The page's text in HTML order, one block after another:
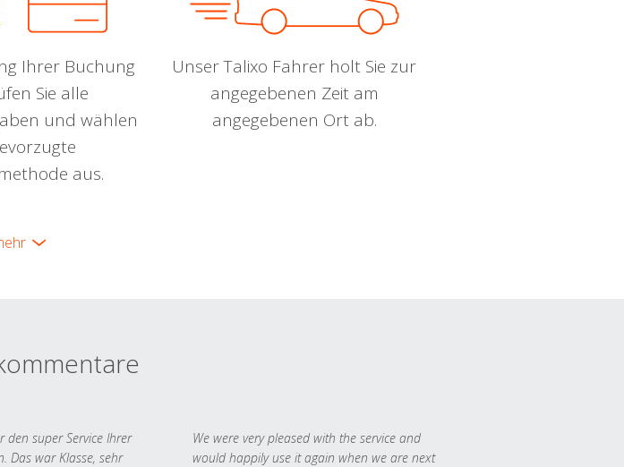
Ihrer Buchung
Sie alle
und wählen
aus.
Unser Talixo Fahrer holt Sie zur
angegebenen Zeit am
angegebenen Ort ab.
den super Service Ihrer
Das war Klasse, sehr
We were very pleased with the service and
would happily use it again when we are next